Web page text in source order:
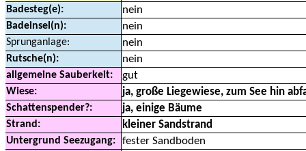
Badesteg(e): nein
Badeinsel(n): nein
Sprunganlage: nein
Rutsche(n): nein
allgemeine Sauberkeit: gut
Wiese: ja, große Liegewiese, zum See hin
Schattenspender?: ja, einige Bäume
Strand: kleiner Sandstrand
Untergrund Seezugang: fester Sandboden